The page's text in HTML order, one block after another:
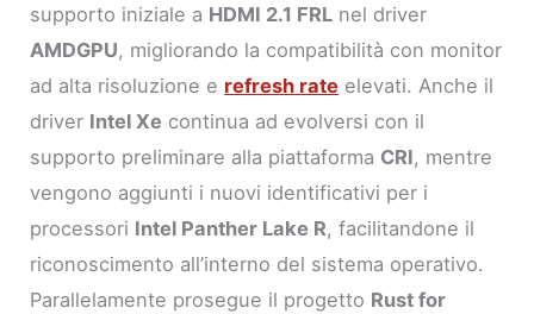
supporto iniziale a HDMI 2.1 FRL nel driver
AMDGPU, migliorando la compatibilità con monitor
ad alta risoluzione e refresh rate elevati. Anche il
driver Intel Xe continua ad evolversi con il
supporto preliminare alla piattaforma CRI, mentre
vengono aggiunti i nuovi identificativi per i
processori Intel Panther Lake R, facilitandone il
riconoscimento all’interno del sistema operativo.
Parallelamente prosegue il progetto Rust for